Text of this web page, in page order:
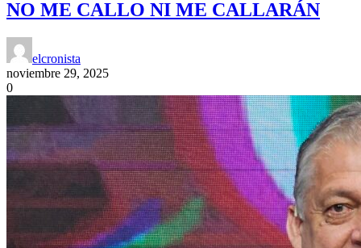
NO ME CALLO NI ME CALLARÁN
elcronista
noviembre 29, 2025
0